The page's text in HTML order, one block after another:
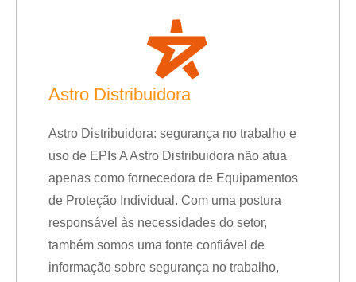
Astro Distribuidora
Astro Distribuidora: segurança no trabalho e
uso de EPIs A Astro Distribuidora não atua
apenas como fornecedora de Equipamentos
de Proteção Individual. Com uma postura
responsável às necessidades do setor,
também somos uma fonte confiável de
informação sobre segurança no trabalho,